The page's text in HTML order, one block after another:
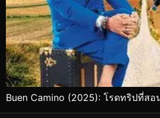
Buen Camino (2025): โรดทริปที่สอ